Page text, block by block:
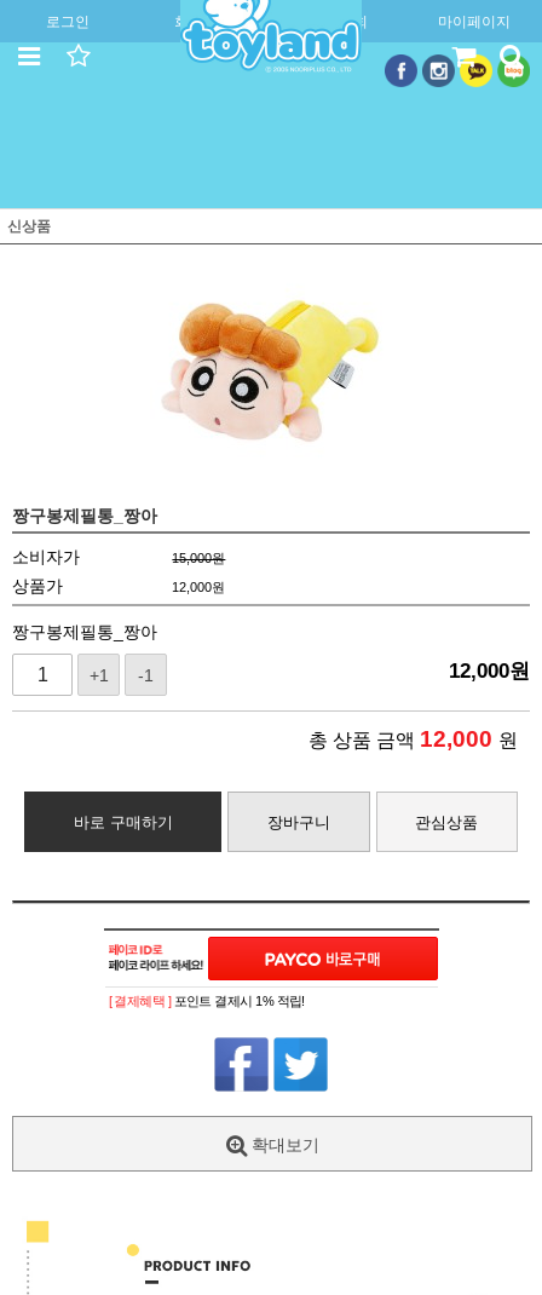
로그인 회원가입 주문조회 마이페이지
신상품
짱구봉제필통_짱아
소비자가 15,000원
상품가 12,000원
짱구봉제필통_짱아
+1 -1 12,000원
총 상품 금액 12,000 원
바로 구매하기 장바구니 관심상품
[ 결제혜택 ] 포인트 결제시 1% 적립!
확대보기